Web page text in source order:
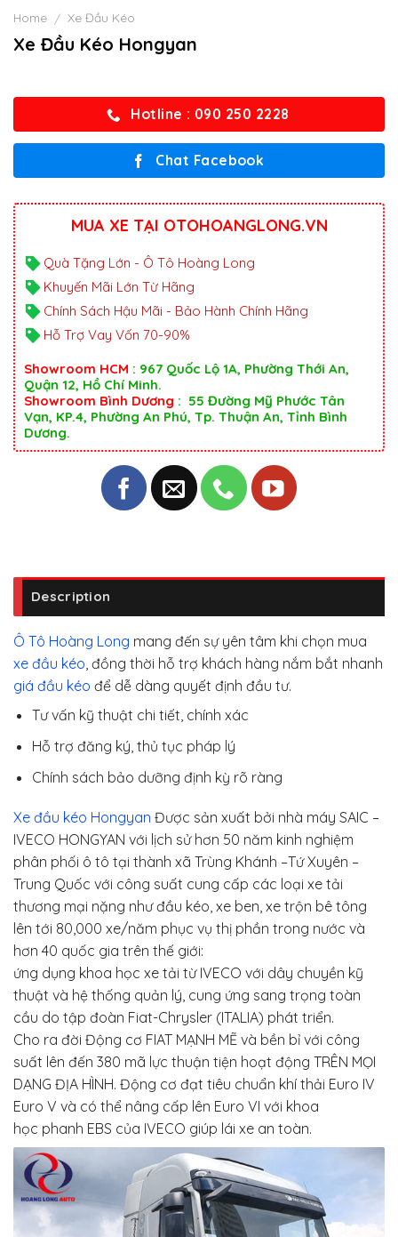
Home / Xe Đầu Kéo
Xe Đầu Kéo Hongyan
Hotline : 090 250 2228
Chat Facebook
MUA XE TẠI OTOHOANGLONG.VN
Quà Tặng Lớn - Ô Tô Hoàng Long
Khuyến Mãi Lớn Từ Hãng
Chính Sách Hậu Mãi - Bảo Hành Chính Hãng
Hỗ Trợ Vay Vốn 70-90%
Showroom HCM : 967 Quốc Lộ 1A, Phường Thới An,
Quận 12, Hồ Chí Minh.
Showroom Bình Dương : 55 Đường Mỹ Phước Tân
Vạn, KP.4, Phường An Phú, Tp. Thuận An, Tỉnh Bình
Dương.
Description
Ô Tô Hoàng Long mang đến sự yên tâm khi chọn mua
xe đầu kéo, đồng thời hỗ trợ khách hàng nắm bắt nhanh
giá đầu kéo để dễ dàng quyết định đầu tư.
Tư vấn kỹ thuật chi tiết, chính xác
Hỗ trợ đăng ký, thủ tục pháp lý
Chính sách bảo dưỡng định kỳ rõ ràng
Xe đầu kéo Hongyan Được sản xuất bởi nhà máy SAIC –
IVECO HONGYAN với lịch sử hơn 50 năm kinh nghiệm
phân phối ô tô tại thành xã Trùng Khánh –Tứ Xuyên –
Trung Quốc với công suất cung cấp các loại xe tải
thương mại nặng như đầu kéo, xe ben, xe trộn bê tông
lên tới 80,000 xe/năm phục vụ thị phần trong nước và
hơn 40 quốc gia trên thế giới:
ứng dụng khoa học xe tải từ IVECO với dây chuyền kỹ
thuật và hệ thống quản lý, cung ứng sang trọng toàn
cầu do tập đoàn Fiat-Chrysler (ITALIA) phát triển.
Cho ra đời Động cơ FIAT MẠNH MẼ và bền bỉ với công
suất lên đến 380 mã lực thuận tiện hoạt động TRÊN MỌI
DẠNG ĐỊA HÌNH. Động cơ đạt tiêu chuẩn khí thải Euro IV
Euro V và có thể nâng cấp lên Euro VI với khoa
học phanh EBS của IVECO giúp lái xe an toàn.